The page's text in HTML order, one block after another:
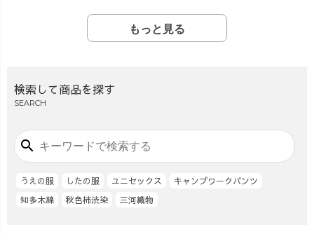
もっと見る
検索して商品を探す
SEARCH
search
うえの服 したの服 ユニセックス
キャンプワークパンツ
知多木綿
秋色柿渋染 三河織物